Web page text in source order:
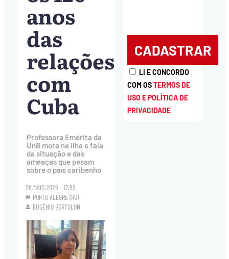
anos
das
relações
com
Cuba
Professora Emérita da
UnB mora na ilha e fala
da situação e das
ameaças que pesam
sobre o país caribenho
28.MAIO.2026 - 17:59
PORTO ALEGRE (RS)
EUGÊNIO BORTOLON
LI E CONCORDO
COM OSTERMOS DE
USO E POLÍTICA DE
PRIVACIDADE